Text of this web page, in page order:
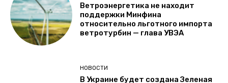
Ветроэнергетика не находит
поддержки Минфина
относительно льготного импорта
ветротурбин — глава УВЭА
НОВОСТИ
В Украине будет создана Зеленая